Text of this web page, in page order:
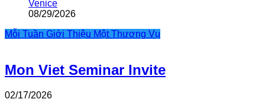
Venice
08/29/2026
Mỗi Tuần Giới Thiệu Một Thương Vụ
Mon Viet Seminar Invite
02/17/2026